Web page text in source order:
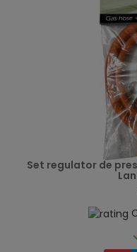
Set regulator de